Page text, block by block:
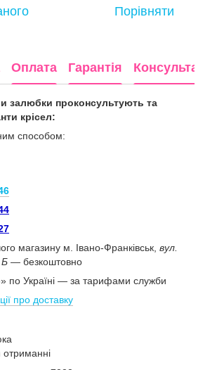
Порівняти
Оплата Гарантія Консультація
залюбки проконсультують та
крісел:
способом:
магазину м. Івано-Франківськ, вул.
Б — безкоштовно
по Україні — за тарифами служби
про доставку
отриманні